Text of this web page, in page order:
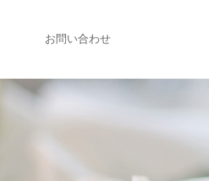
お問い合わせ